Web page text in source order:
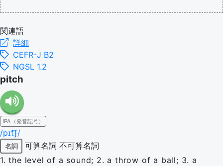
関連語
詳細
CEFR-J B2
NGSL 1.2
pitch
IPA（発音記号）
/pɪt͡ʃ/
名詞 可算名詞 不可算名詞
1. the level of a sound; 2. a throw of a ball; 3. a